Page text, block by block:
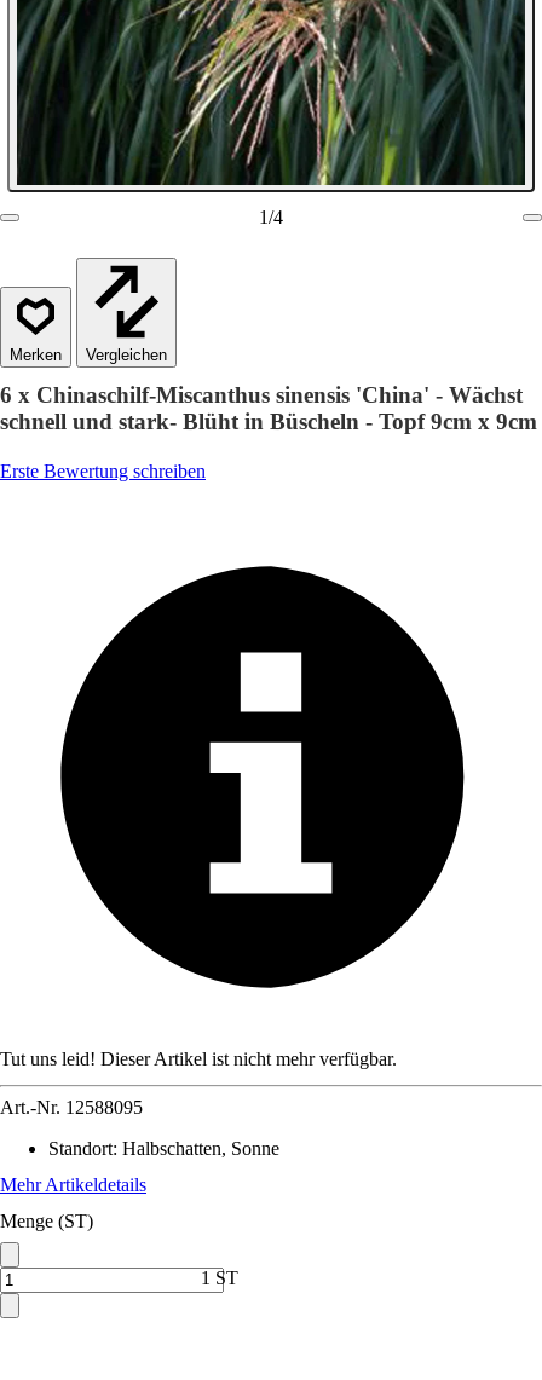
1/4
Vergleichen
6 x Chinaschilf-Miscanthus sinensis 'China' - Wächst
schnell und stark- Blüht in Büscheln - Topf 9cm x 9cm
Erste Bewertung schreiben
Tut uns leid! Dieser Artikel ist nicht mehr verfügbar.
Art.-Nr. 12588095
Standort: Halbschatten, Sonne
Mehr Artikeldetails
Menge (ST)
1 ST